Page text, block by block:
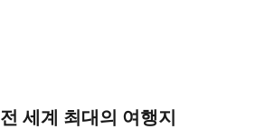
전 세계 최대의 여행지